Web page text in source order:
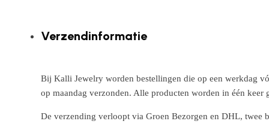
Verzendinformatie
Bij Kalli Jewelry worden bestellingen die op een werkdag
op maandag verzonden. Alle producten worden in één
De verzending verloopt via Groen Bezorgen en DHL, twee